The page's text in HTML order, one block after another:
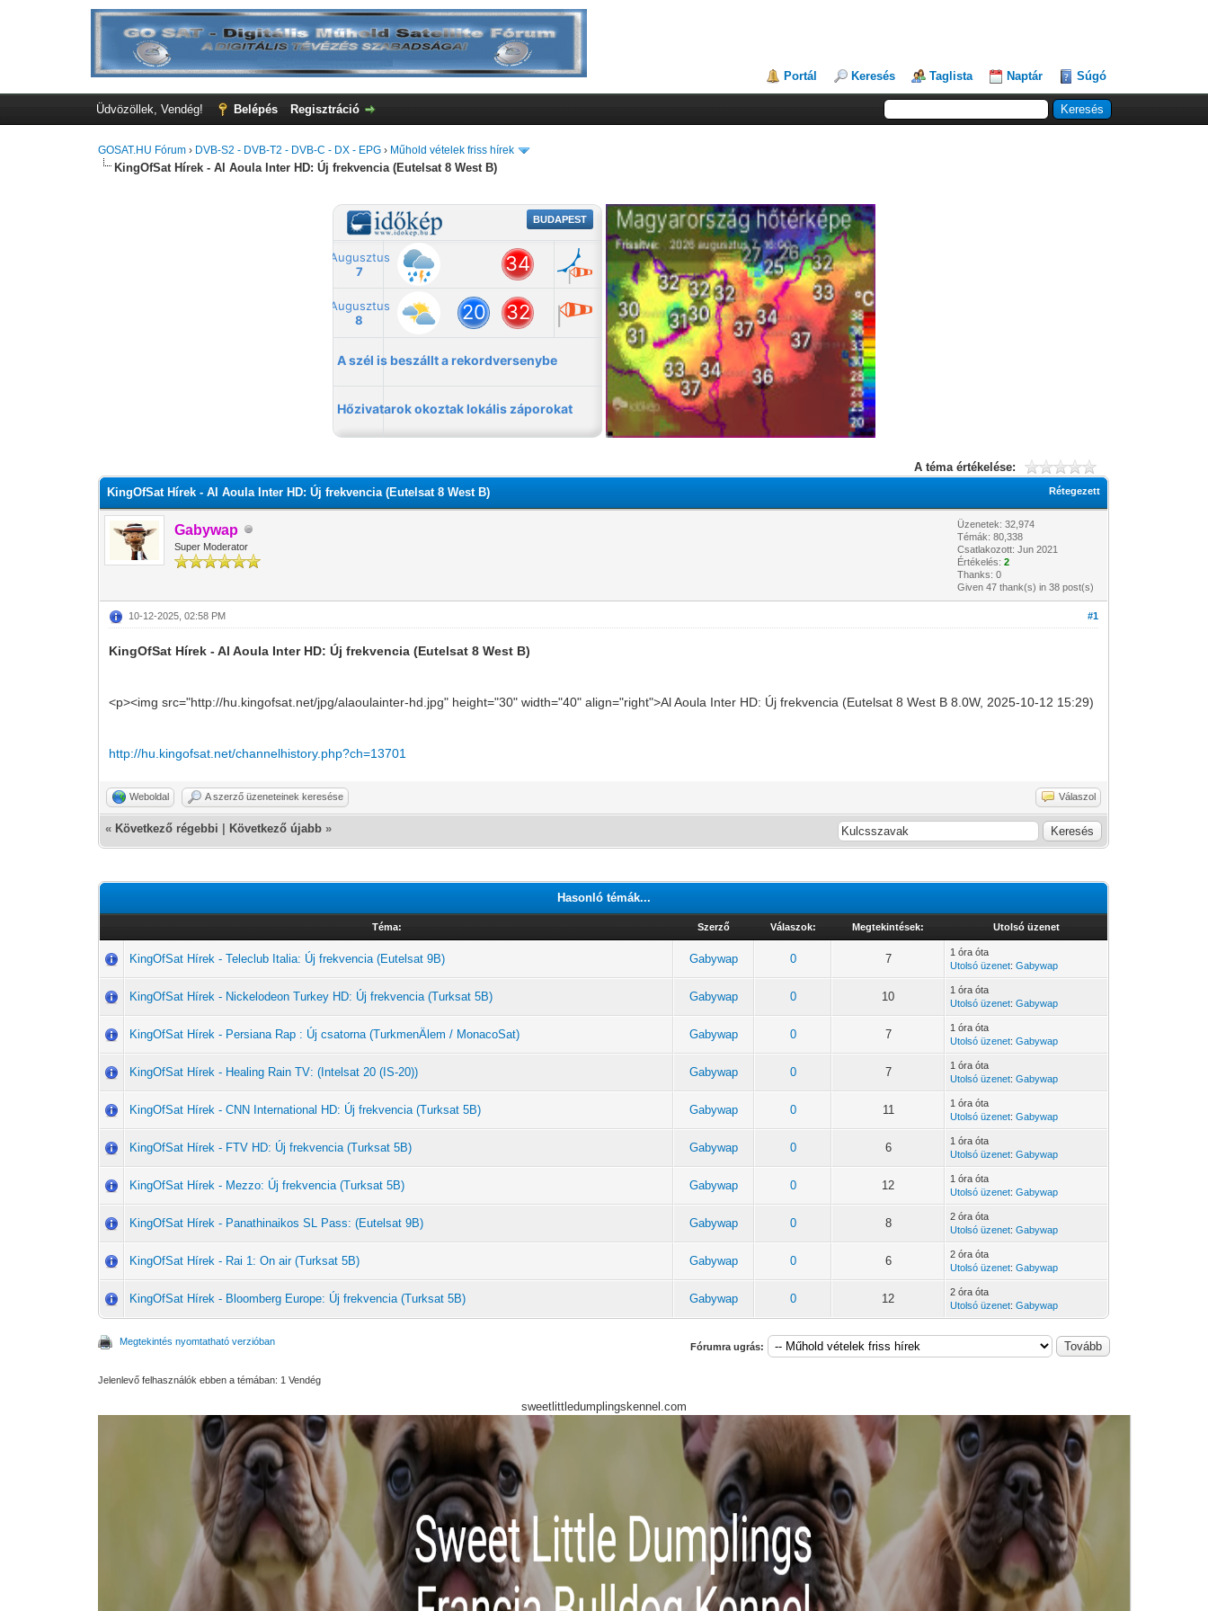
Portál Keresés Taglista Naptár Súgó
Üdvözöllek, Vendég! Belépés Regisztráció
GOSAT.HU Fórum › DVB-S2 - DVB-T2 - DVB-C - DX - EPG › Műhold vételek friss hírek
KingOfSat Hírek - Al Aoula Inter HD: Új frekvencia (Eutelsat 8 West B)
A téma értékelése:
Rétegezett
KingOfSat Hírek - Al Aoula Inter HD: Új frekvencia (Eutelsat 8 West B)
Gabywap
Super Moderator
Üzenetek: 32,974
Témák: 80,338
Csatlakozott: Jun 2021
Értékelés:2
Thanks: 0
Given 47 thank(s) in 38 post(s)
#1
10-12-2025, 02:58 PM
KingOfSat Hírek - Al Aoula Inter HD: Új frekvencia (Eutelsat 8 West B)
<p><img src="http://hu.kingofsat.net/jpg/alaoulainter-hd.jpg" height="30" width="40" align="right">Al Aoula Inter HD: Új frekvencia (Eutelsat 8 West B 8.0W, 2025-10-12 15:29)
http://hu.kingofsat.net/channelhistory.php?ch=13701
Weboldal A szerző üzeneteinek keresése Válaszol
« Következő régebbi Következő újabb »
Hasonló témák...
Téma: Szerző Válaszok: Megtekintések: Utolsó üzenet
KingOfSat Hírek - Teleclub Italia: Új frekvencia (Eutelsat 9B) Gabywap 0 7
1 óra óta
Utolsó üzenet:Gabywap
KingOfSat Hírek - Nickelodeon Turkey HD: Új frekvencia (Turksat 5B) Gabywap 0 10
1 óra óta
Utolsó üzenet:Gabywap
KingOfSat Hírek - Persiana Rap : Új csatorna (TurkmenÄlem / MonacoSat) Gabywap 0 7
1 óra óta
Utolsó üzenet:Gabywap
KingOfSat Hírek - Healing Rain TV: (Intelsat 20 (IS-20)) Gabywap 0 7
1 óra óta
Utolsó üzenet:Gabywap
KingOfSat Hírek - CNN International HD: Új frekvencia (Turksat 5B) Gabywap 0 11
1 óra óta
Utolsó üzenet:Gabywap
KingOfSat Hírek - FTV HD: Új frekvencia (Turksat 5B) Gabywap 0 6
1 óra óta
Utolsó üzenet:Gabywap
KingOfSat Hírek - Mezzo: Új frekvencia (Turksat 5B) Gabywap 0 12
1 óra óta
Utolsó üzenet:Gabywap
KingOfSat Hírek - Panathinaikos SL Pass: (Eutelsat 9B) Gabywap 0 8
2 óra óta
Utolsó üzenet:Gabywap
KingOfSat Hírek - Rai 1: On air (Turksat 5B) Gabywap 0 6
2 óra óta
Utolsó üzenet:Gabywap
KingOfSat Hírek - Bloomberg Europe: Új frekvencia (Turksat 5B) Gabywap 0 12
2 óra óta
Utolsó üzenet:Gabywap
Megtekintés nyomtatható verzióban Fórumra ugrás:
Jelenlevő felhasználók ebben a témában: 1 Vendég
sweetlittledumplingskennel.com